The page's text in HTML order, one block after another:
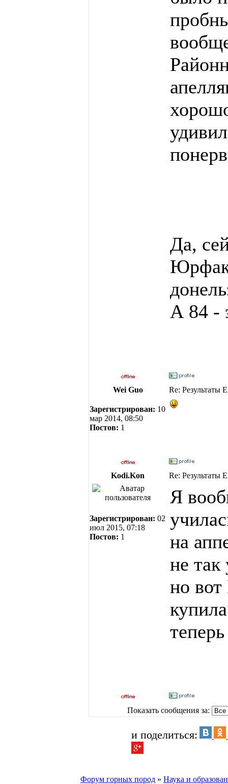
Да,
Юрфак
А 84 -
Wei Guo Re: Результаты
Зарегистрирован: 10
мар 2014, 08:50
Постов: 1
Kodi.Kon Re: Результаты
Зарегистрирован: 02
июл 2015, 07:18
Постов: 1
Я
на
не
но
Показать сообщения за:
и поделиться:
Форум горных пород » Наука и